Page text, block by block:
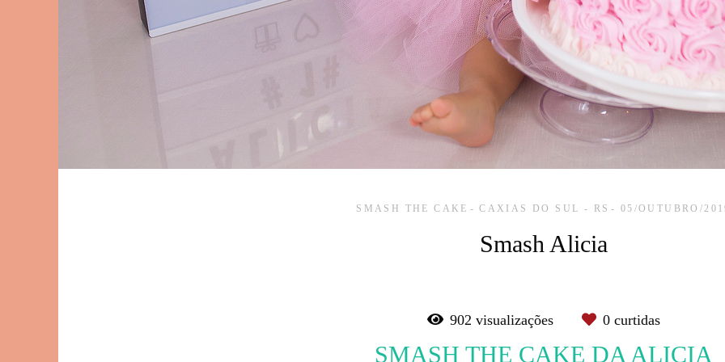
SMASH THE CAKE CAXIAS DO SUL - RS 05/OUTUBRO/
Smash Alicia
902 visualizações 0 curtidas
SMASH THE CAKE DA ALICIA